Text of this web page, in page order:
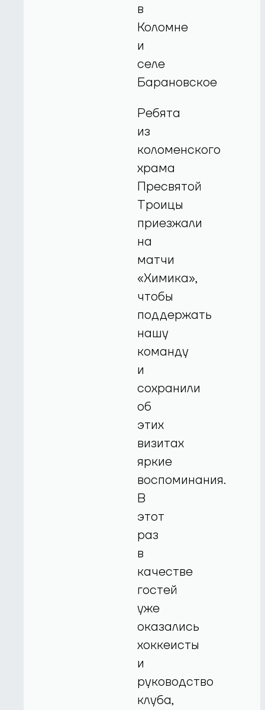
в
Коломне
и
селе
Барановское
Ребята
из
коломенского
храма
Пресвятой
Троицы
приезжали
на
матчи
«Химика»,
чтобы
поддержать
нашу
команду
и
сохранили
об
этих
визитах
яркие
воспоминания.
В
этот
раз
в
качестве
гостей
уже
оказались
хоккеисты
и
руководство
клуба,